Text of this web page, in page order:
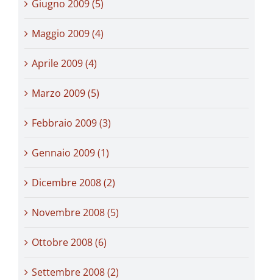
Giugno 2009 (5)
Maggio 2009 (4)
Aprile 2009 (4)
Marzo 2009 (5)
Febbraio 2009 (3)
Gennaio 2009 (1)
Dicembre 2008 (2)
Novembre 2008 (5)
Ottobre 2008 (6)
Settembre 2008 (2)